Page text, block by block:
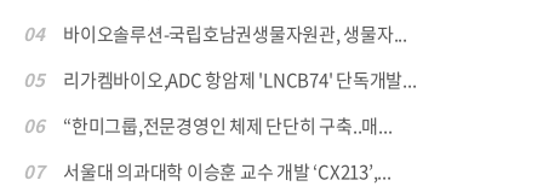
04
바이오솔루션-국립호남권생물자원관, 생물자...
05
리가켐바이오,ADC 항암제 'LNCB74' 단독개발...
06
“한미그룹,전문경영인 체제 단단히 구축..매...
07
서울대 의과대학 이승훈 교수 개발 ‘CX213’,...